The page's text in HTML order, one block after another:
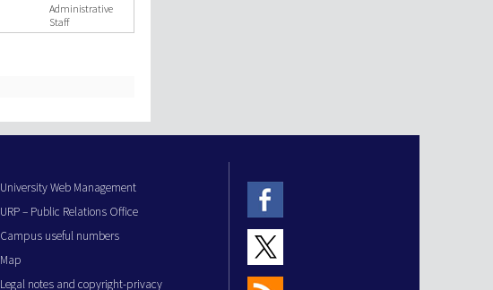
Administrative
Staff
University Web Management
URP – Public Relations Office
Campus useful numbers
Map
Legal notes and copyright-privacy